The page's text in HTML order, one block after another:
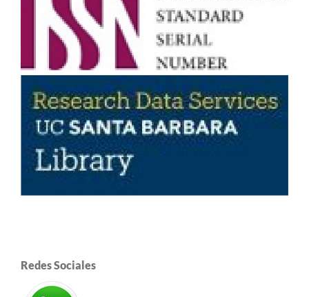
Redes Sociales